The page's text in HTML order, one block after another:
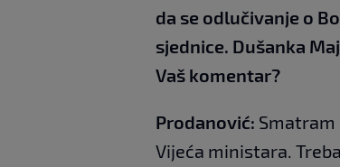
da se odlučivanje o
sjednice. Dušanka
Vaš komentar?
Prodanović:
Vijeća ministara.